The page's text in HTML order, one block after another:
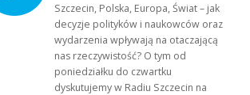
Szczecin, Polska, Europa, Świat – jak
decyzje polityków i naukowców oraz
wydarzenia wpływają na otaczającą
nas rzeczywistość? O tym od
poniedziałku do czwartku
dyskutujemy w Radiu Szczecin na